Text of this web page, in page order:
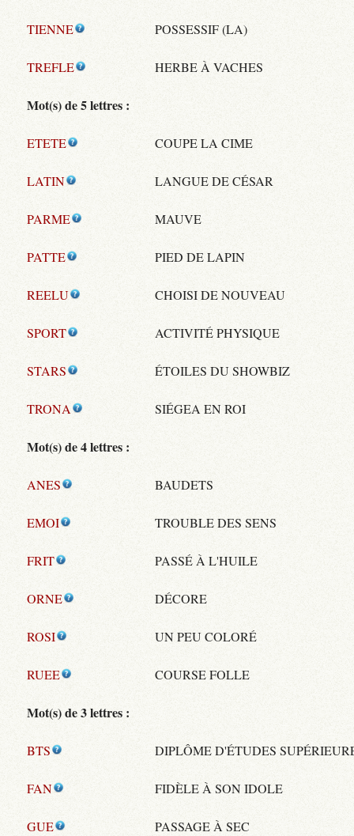
TIENNE POSSESSIF (LA)
TREFLE HERBE À VACHES
Mot(s) de 5 lettres :
ETETE COUPE LA CIME
LATIN LANGUE DE CÉSAR
PARME MAUVE
PATTE PIED DE LAPIN
REELU CHOISI DE NOUVEAU
SPORT ACTIVITÉ PHYSIQUE
STARS ÉTOILES DU SHOWBIZ
TRONA SIÉGEA EN ROI
Mot(s) de 4 lettres :
ANES BAUDETS
EMOI TROUBLE DES SENS
FRIT PASSÉ À L'HUILE
ORNE DÉCORE
ROSI UN PEU COLORÉ
RUEE COURSE FOLLE
Mot(s) de 3 lettres :
BTS DIPLÔME D'ÉTUDES
FAN FIDÈLE À SON IDOLE
GUE PASSAGE À SEC